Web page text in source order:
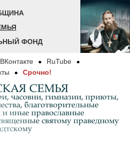
ФОНД
ВКонтакте
RuTube
Срочно!
СЕМЬЯ
часовни, гимназии, приюты,
благотворительные
иные православные
святому праведному